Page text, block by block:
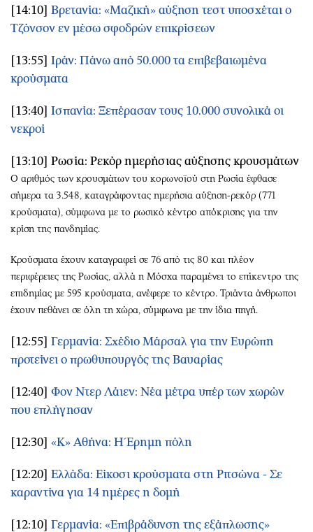
[14:10] Βρετανία: «Μαζική» αύξηση τεστ υποσχέται ο
Τζόνσον εν μέσω σφοδρών επικρίσεων
[13:55] Ιράν: Πάνω από 50.000 τα επιβεβαιωμένα
κρούσματα
[13:40] Ισπανία: Ξεπέρασαν τους 10.000 συνολικά οι
νεκροί
[13:10] Ρωσία: Ρεκόρ ημερήσιας αύξησης κρουσμάτων
Ο αριθμός των κρουσμάτων του κορωνοϊού στη Ρωσία έφθασε
σήμερα τα 3.548, καταγράφοντας ημερήσια αύξηση-ρεκόρ (771
κρούσματα), σύμφωνα με το ρωσικό κέντρο απόκρισης για την
κρίση της πανδημίας.
Κρούσματα έχουν καταγραφεί σε 76 από τις 80 και πλέον
περιφέρειες της Ρωσίας, αλλά η Μόσχα παραμένει το επίκεντρο της
επιδημίας με 595 κρούσματα, ανέφερε το κέντρο. Τριάντα άνθρωποι
έχουν πεθάνει σε όλη τη χώρα, σύμφωνα με την ίδια πηγή.
[12:55] Γερμανία: Σχέδιο Μάρσαλ για την Ευρώπη
προτείνει ο πρωθυπουργός της Βαυαρίας
[12:40] Φον Ντερ Λάιεν: Νέα μέτρα υπέρ των χωρών
που επλήγησαν
[12:30] «Κ» Αθήνα: Η Έρημη πόλη
[12:20] Ελλάδα: Είκοσι κρούσματα στη Ριτσώνα - Σε
καραντίνα για 14 ημέρες η δομή
[12:10] Γερμανία: «Επιβράδυνση της εξάπλωσης»